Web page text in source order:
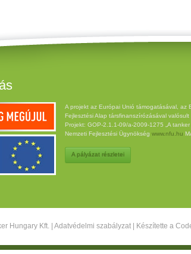
A projekt az Európai Unió támogatásával, az
Fejlesztési Alap társfinanszírózásával valósult
Projekt: GOP-2.1.1-09/a-2009-1275 „A
Nemzeti Fejlesztési Ügynökség www.nfu.hu
A pályázat részletei
Hungary Kft. Adatvédelmi szabályzat | Készítette a